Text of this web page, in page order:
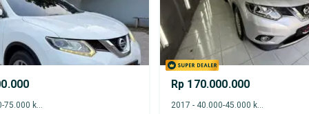
Rp 170.000.000
2017 - 40.000-45.000 km